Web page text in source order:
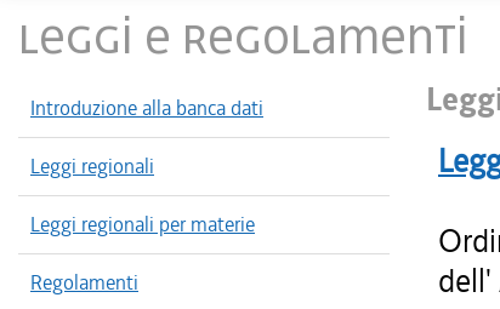
LEGGI E REGOLAMENTI
Introduzione alla banca dati
Leggi regionali
Leggi regionali per materie
Regolamenti
dell'